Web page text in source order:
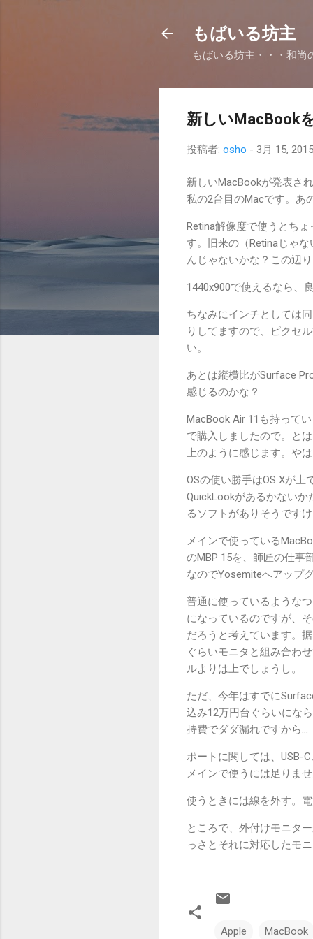
もばいる坊主
もばいる坊主・・・和尚
新しいMacBook
投稿者: osho - 3月 15, 2015
新しいMacBookが発表さ
私の2台目のMacです。あ
Retina解像度で使うとち
す。旧来の（Retinaじゃ
んじゃないかな？この辺
1440x900で使えるなら、
ちなみにインチとしては
りしてますので、ピクセ
い。
あとは縦横比がSurface
感じるのかな？
MacBook Air 11も持って
で購入しましたので。と
上のように感じます。や
OSの使い勝手はOS Xが上
QuickLookがあるかない
るソフトがありそうです
メインで使っている
のMBP 15を、師匠の仕事
なのでYosemiteへアップ
普通に使っているような
になっているのですが、
だろうと考えています。
ぐらいモニタと組み合わ
ルよりは上でしょうし。
ただ、今年はすでに
込み12万円台ぐらいにな
持費でダダ漏れですから…
ポートに関しては、USB-
メインで使うには足りませ
使うときには線を外す。
ところで、外付けモニタ
っさとそれに対応したモ
Apple MacBook